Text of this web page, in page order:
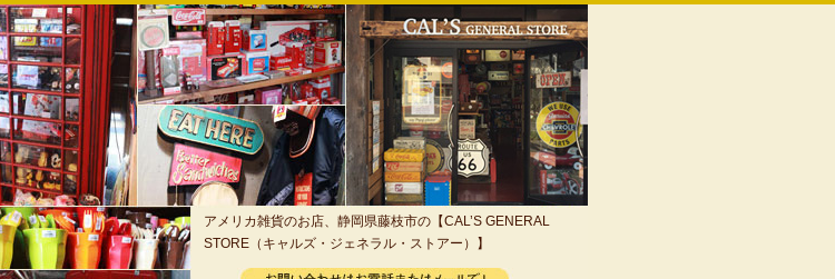
アメリカ雑貨のお店、静岡県藤枝市の【CAL’S GENERAL
STORE（キャルズ・ジェネラル・ストアー）】